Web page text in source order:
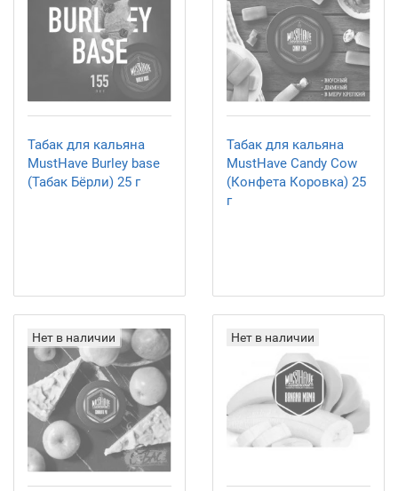
Табак для кальяна
MustHave Burley base
(Табак Бёрли) 25 г
Табак для кальяна
MustHave Candy Cow
(Конфета Коровка) 25
г
Нет в наличии Нет в наличии